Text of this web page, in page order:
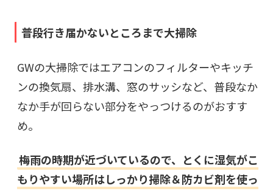
普段行き届かないところまで大掃除
GWの大掃除ではエアコンのフィルターやキッチ
ンの換気扇、排水溝、窓のサッシなど、普段なか
なか手が回らない部分をやっつけるのがおすす
め。
梅雨の時期が近づいているので、とくに湿気がこ
もりやすい場所はしっかり掃除＆防カビ剤を使っ